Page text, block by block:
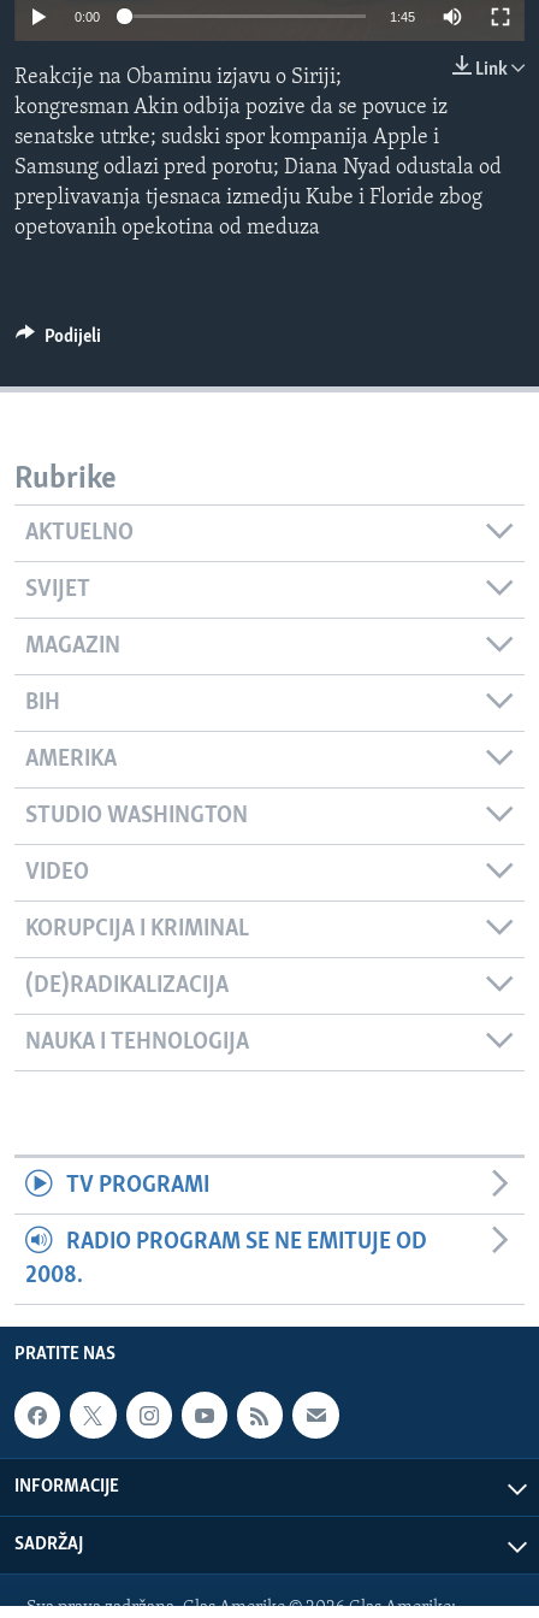
MAGAZIN
O GLASU AMERIKE
Learning English
PRATITE NAS
0:00 1:45
Link
Reakcije na Obaminu izjavu o Siriji;
kongresman Akin odbija pozive da se povuce iz
senatske utrke; sudski spor kompanija Apple i
Samsung odlazi pred porotu; Diana Nyad odustala od
preplivavanja tjesnaca izmedju Kube i Floride zbog
opetovanih opekotina od meduza
Podijeli
Rubrike
AKTUELNO
SVIJET
MAGAZIN
BIH
AMERIKA
STUDIO WASHINGTON
VIDEO
KORUPCIJA I KRIMINAL
(DE)RADIKALIZACIJA
NAUKA I TEHNOLOGIJA
TV PROGRAMI
RADIO PROGRAM SE NE EMITUJE OD
2008.
PRATITE NAS
INFORMACIJE
SADRŽAJ
Sva prava zadržana. Glas Amerike © 2026 Glas Amerike: